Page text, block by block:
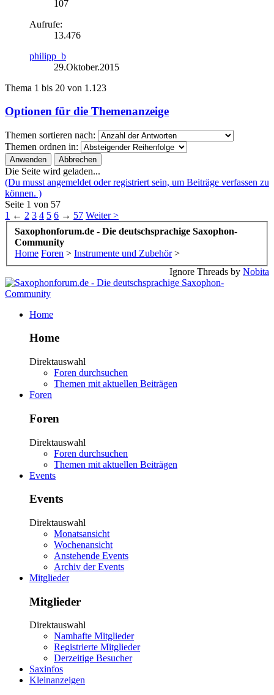
107
Aufrufe:
13.476
philipp_b
29.Oktober.2015
Thema 1 bis 20 von 1.123
Optionen für die Themenanzeige
Themen sortieren nach:
Themen ordnen in:
Die Seite wird geladen...
(Du musst angemeldet oder registriert sein, um Beiträge verfassen zu
können. )
Seite 1 von 57
1 ← 2 3 4 5 6 → 57 Weiter >
Saxophonforum.de - Die deutschsprachige Saxophon-
Community
Home Foren > Instrumente und Zubehör >
Ignore Threads by Nobita
Home
Home
Direktauswahl
Foren durchsuchen
Themen mit aktuellen Beiträgen
Foren
Foren
Direktauswahl
Foren durchsuchen
Themen mit aktuellen Beiträgen
Events
Events
Direktauswahl
Monatsansicht
Wochenansicht
Anstehende Events
Archiv der Events
Mitglieder
Mitglieder
Direktauswahl
Namhafte Mitglieder
Registrierte Mitglieder
Derzeitige Besucher
Saxinfos
Kleinanzeigen